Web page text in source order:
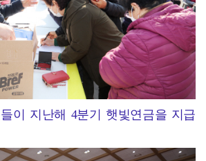
이 지난해 4분기 햇빛연금을 지급